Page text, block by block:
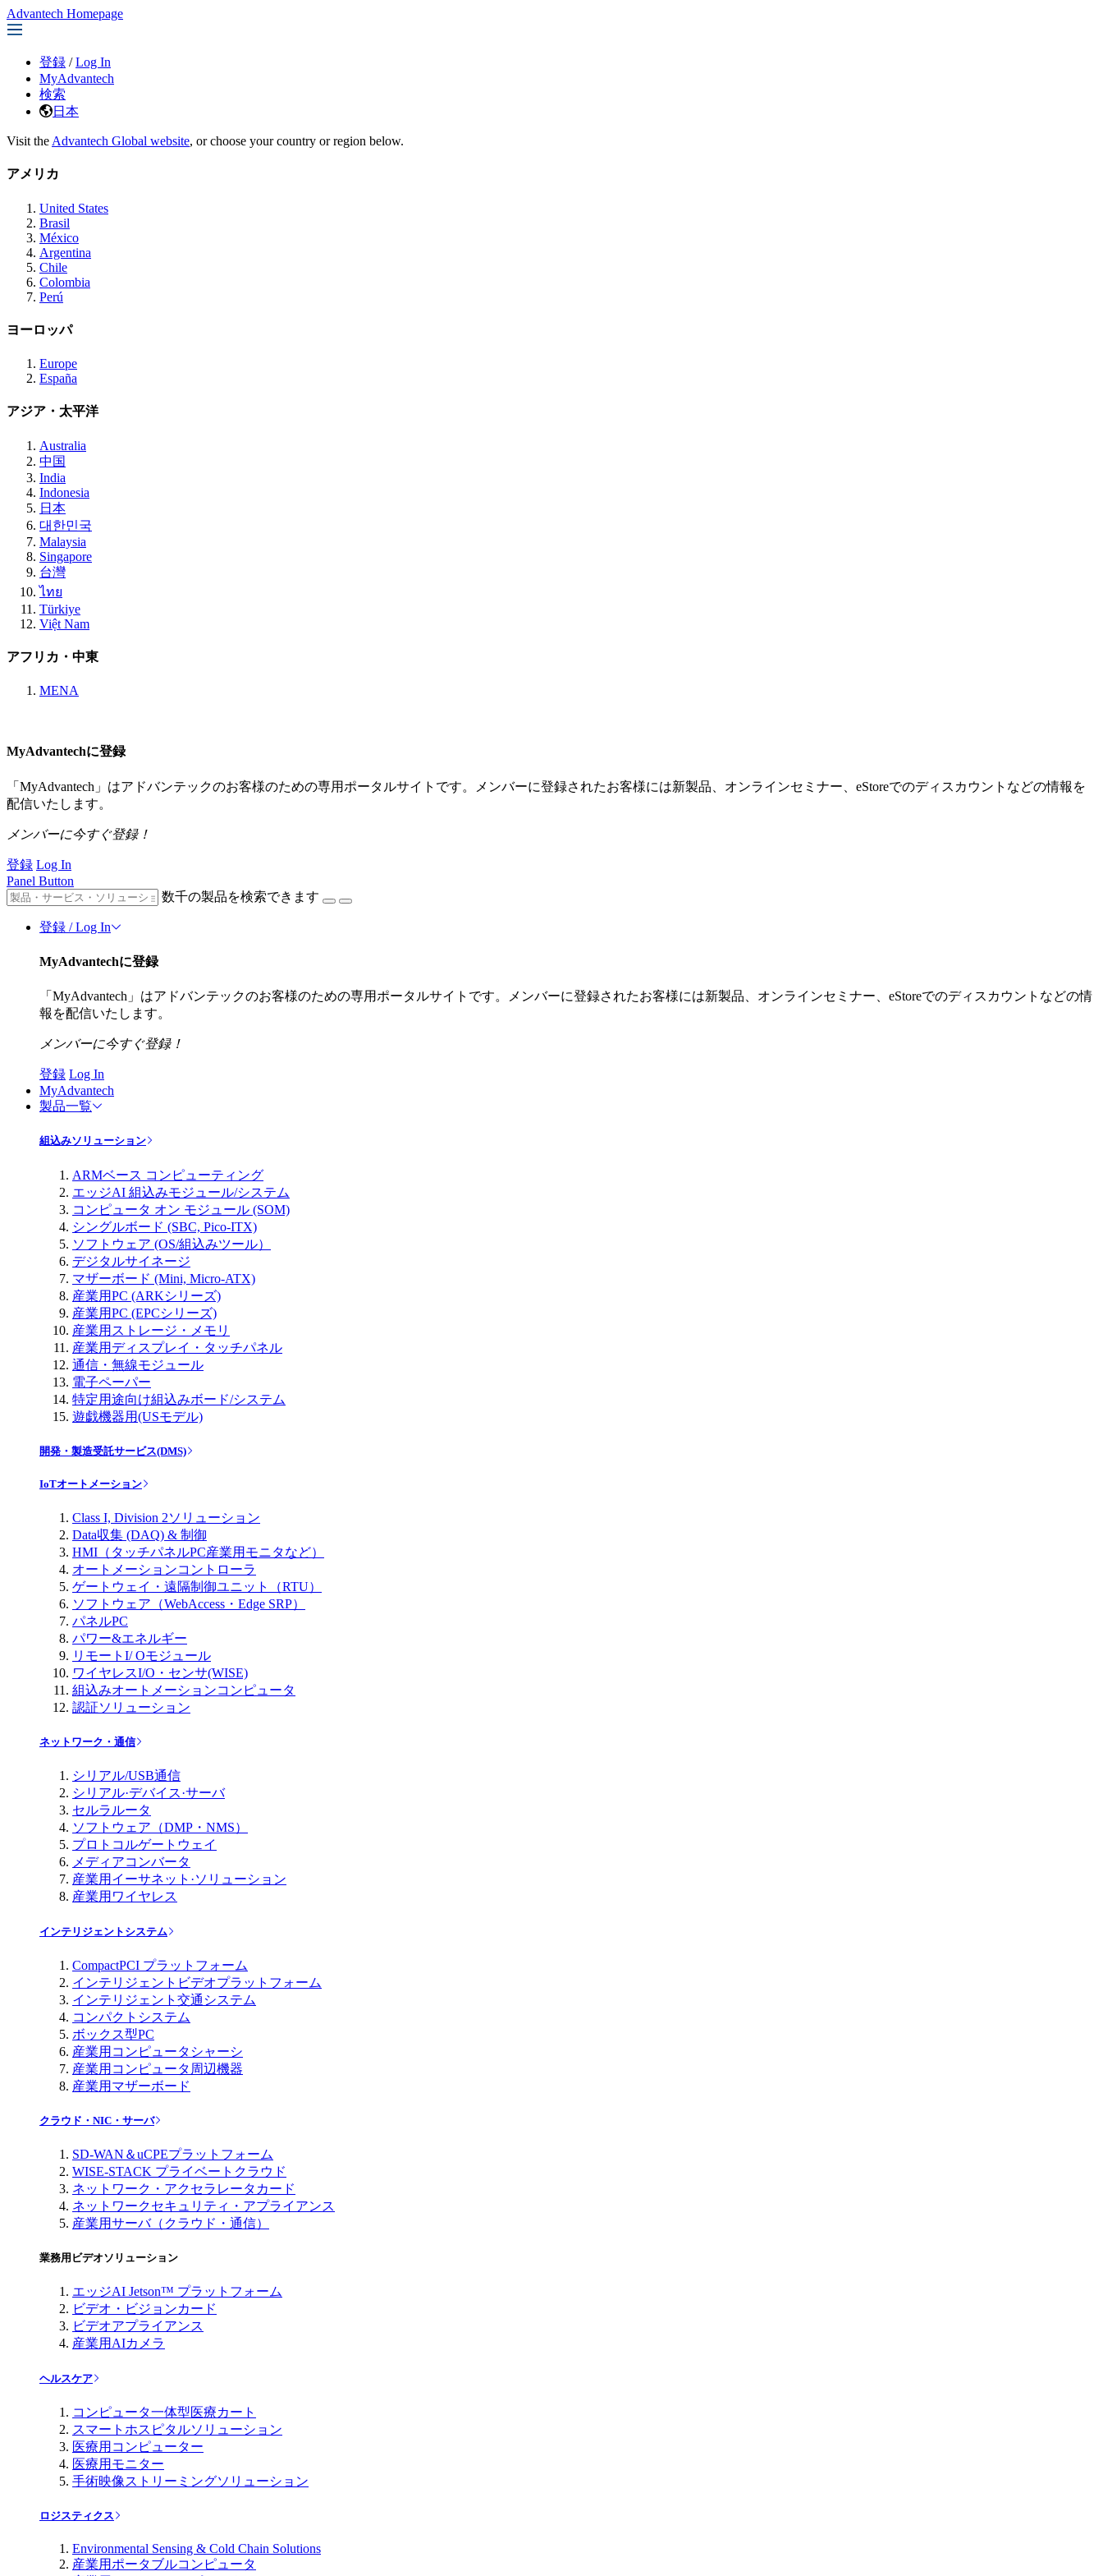
Advantech Homepage
登録 / Log In
MyAdvantech
検索
日本
Visit the Advantech Global website, or choose your country or region below.
アメリカ
United States
Brasil
México
Argentina
Chile
Colombia
Perú
ヨーロッパ
Europe
España
アジア・太平洋
Australia
中国
India
Indonesia
日本
대한민국
Malaysia
Singapore
台灣
ไทย
Türkiye
Việt Nam
アフリカ・中東
MENA
MyAdvantechに登録
「MyAdvantech」はアドバンテックのお客様のための専用ポータルサイトです。メンバーに登録されたお客様には新製品、オンラインセミナー、eStoreでのディスカウントなどの情報を
配信いたします。
メンバーに今すぐ登録！
登録 Log In
Panel Button
数千の製品を検索できます
登録 / Log In
MyAdvantechに登録
「MyAdvantech」はアドバンテックのお客様のための専用ポータルサイトです。メンバーに登録されたお客様には新製品、オンラインセミナー、eStoreでのディスカウントなどの情
報を配信いたします。
メンバーに今すぐ登録！
登録 Log In
MyAdvantech
製品一覧
組込みソリューション
ARMベース コンピューティング
エッジAI 組込みモジュール/システム
コンピュータ オン モジュール (SOM)
シングルボード (SBC, Pico-ITX)
ソフトウェア (OS/組込みツール）
デジタルサイネージ
マザーボード (Mini, Micro-ATX)
産業用PC (ARKシリーズ)
産業用PC (EPCシリーズ)
産業用ストレージ・メモリ
産業用ディスプレイ・タッチパネル
通信・無線モジュール
電子ペーパー
特定用途向け組込みボード/システム
遊戯機器用(USモデル)
開発・製造受託サービス(DMS)
IoTオートメーション
Class I, Division 2ソリューション
Data収集 (DAQ) & 制御
HMI（タッチパネルPC産業用モニタなど）
オートメーションコントローラ
ゲートウェイ・遠隔制御ユニット（RTU）
ソフトウェア（WebAccess・Edge SRP）
パネルPC
パワー&エネルギー
リモートI/ Oモジュール
ワイヤレスI/O・センサ(WISE)
組込みオートメーションコンピュータ
認証ソリューション
ネットワーク・通信
シリアル/USB通信
シリアル·デバイス·サーバ
セルラルータ
ソフトウェア（DMP・NMS）
プロトコルゲートウェイ
メディアコンバータ
産業用イーサネット·ソリューション
産業用ワイヤレス
インテリジェントシステム
CompactPCI プラットフォーム
インテリジェントビデオプラットフォーム
インテリジェント交通システム
コンパクトシステム
ボックス型PC
産業用コンピュータシャーシ
産業用コンピュータ周辺機器
産業用マザーボード
クラウド・NIC・サーバ
SD-WAN＆uCPEプラットフォーム
WISE-STACK プライベートクラウド
ネットワーク・アクセラレータカード
ネットワークセキュリティ・アプライアンス
産業用サーバ（クラウド・通信）
業務用ビデオソリューション
エッジAI Jetson™ プラットフォーム
ビデオ・ビジョンカード
ビデオアプライアンス
産業用AIカメラ
ヘルスケア
コンピュータ一体型医療カート
スマートホスピタルソリューション
医療用コンピューター
医療用モニター
手術映像ストリーミングソリューション
ロジスティクス
Environmental Sensing & Cold Chain Solutions
産業用ポータブルコンピュータ